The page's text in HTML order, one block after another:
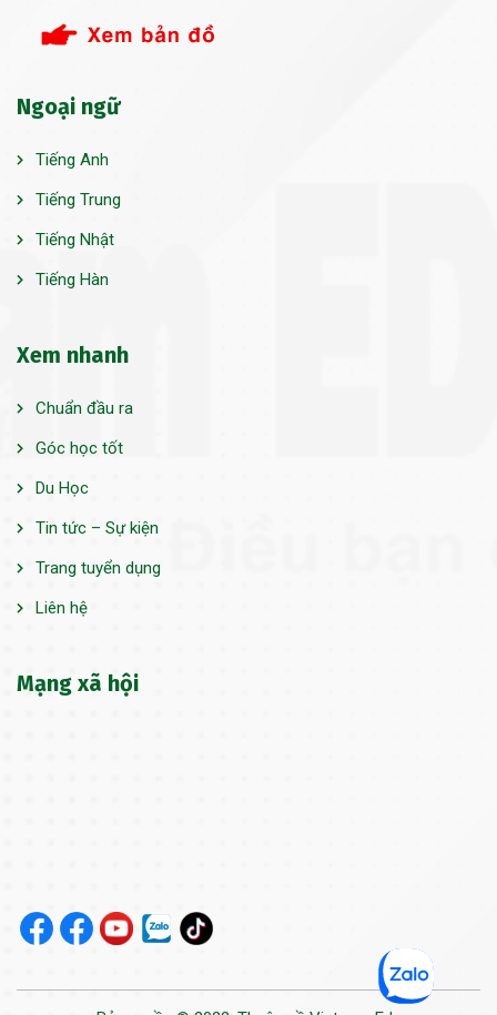
Ngoại ngữ
Tiếng Anh
Tiếng Trung
Tiếng Nhật
Tiếng Hàn
Xem nhanh
Chuẩn đầu ra
Góc học tốt
Du Học
Tin tức – Sự kiện
Trang tuyển dụng
Liên hệ
Mạng xã hội